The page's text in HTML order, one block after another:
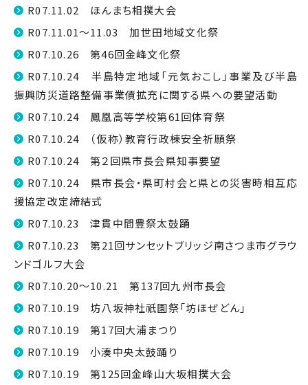
R07.11.02 ほんまち相撲大会
R07.11.01～11.03 加世田地域文化祭
R07.10.26 第46回金峰文化祭
R07.10.24 半島特定地域「元気おこし」事業及び半島
振興防災道路整備事業債拡充に関する県への要望活動
R07.10.24 鳳凰高等学校第61回体育祭
R07.10.24 （仮称）教育行政棟安全祈願祭
R07.10.24 第２回県市長会県知事要望
R07.10.24 県市長会・県町村会と県との災害時相互応
援協定改定締結式
R07.10.23 津貫中間豊祭太鼓踊
R07.10.23 第21回サンセットブリッジ南さつま市グラウ
ンドゴルフ大会
R07.10.20～10.21 第137回九州市長会
R07.10.19 坊八坂神社祇園祭「坊ほぜどん」
R07.10.19 第17回大浦まつり
R07.10.19 小湊中央太鼓踊り
R07.10.19 第125回金峰山大坂相撲大会